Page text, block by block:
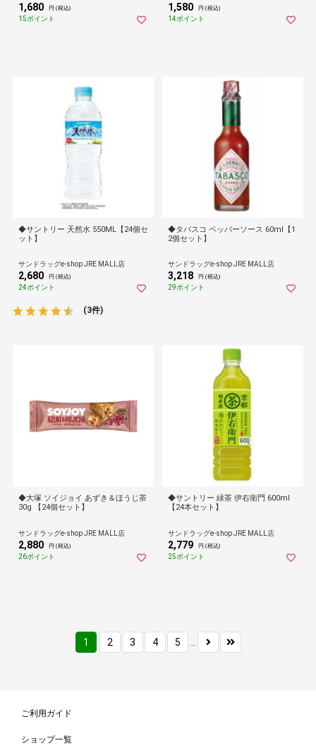
1,680 円 (税込)
15ポイント
1,580 円 (税込)
14ポイント
◆サントリー 天然水 550ML【24個セ
ット】
サンドラッグe-shop JRE MALL店
2,680 円 (税込)
24ポイント
(3件)
◆タバスコ ペッパーソース 60ml【1
2個セット】
サンドラッグe-shop JRE MALL店
3,218 円 (税込)
29ポイント
◆大塚 ソイジョイ あずき＆ほうじ茶
30g 【24個セット】
サンドラッグe-shop JRE MALL店
2,880 円 (税込)
26ポイント
◆サントリー 緑茶 伊右衛門 600ml
【24本セット】
サンドラッグe-shop JRE MALL店
2,779 円 (税込)
25ポイント
1 2 3 4 5
ご利用ガイド
ショップ一覧